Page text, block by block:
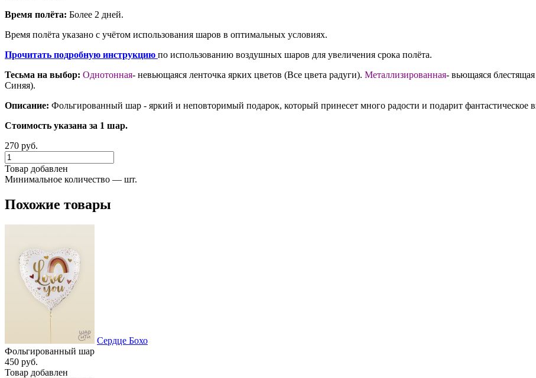
Время полёта: Более 2 дней.
Время полёта указано с учётом использования шаров в оптимальных условиях.
Прочитать подробную инструкцию по использованию воздушных шаров для увеличения срока полёта.
Тесьма на выбор: Однотонная- невьющаяся ленточка ярких цветов (Все цвета радуги). Металлизированная- вьющаяся
Синяя).
Описание: Фольгированный шар - яркий и неповторимый подарок, который принесет много радости и подарит фантастическое
Стоимость указана за 1 шар.
270 руб.
Товар добавлен
Минимальное количество — шт.
Похожие товары
Сердце Бохо
Фольгированный шар
450 руб.
Товар добавлен